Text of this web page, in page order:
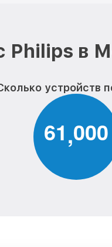
Philips в
устройств
61,000